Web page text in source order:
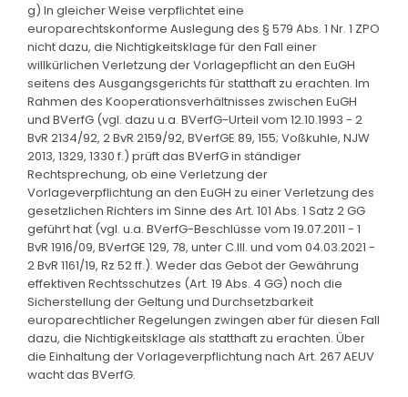
g) In gleicher Weise verpflichtet eine
europarechtskonforme Auslegung des § 579 Abs. 1 Nr. 1 ZPO
nicht dazu, die Nichtigkeitsklage für den Fall einer
willkürlichen Verletzung der Vorlagepflicht an den EuGH
seitens des Ausgangsgerichts für statthaft zu erachten. Im
Rahmen des Kooperationsverhältnisses zwischen EuGH
und BVerfG (vgl. dazu u.a. BVerfG-Urteil vom 12.10.1993 - 2
BvR 2134/92, 2 BvR 2159/92, BVerfGE 89, 155; Voßkuhle, NJW
2013, 1329, 1330 f.) prüft das BVerfG in ständiger
Rechtsprechung, ob eine Verletzung der
Vorlageverpflichtung an den EuGH zu einer Verletzung des
gesetzlichen Richters im Sinne des Art. 101 Abs. 1 Satz 2 GG
geführt hat (vgl. u.a. BVerfG-Beschlüsse vom 19.07.2011 - 1
BvR 1916/09, BVerfGE 129, 78, unter C.III. und vom 04.03.2021 -
2 BvR 1161/19, Rz 52 ff.). Weder das Gebot der Gewährung
effektiven Rechtsschutzes (Art. 19 Abs. 4 GG) noch die
Sicherstellung der Geltung und Durchsetzbarkeit
europarechtlicher Regelungen zwingen aber für diesen Fall
dazu, die Nichtigkeitsklage als statthaft zu erachten. Über
die Einhaltung der Vorlageverpflichtung nach Art. 267 AEUV
wacht das BVerfG.